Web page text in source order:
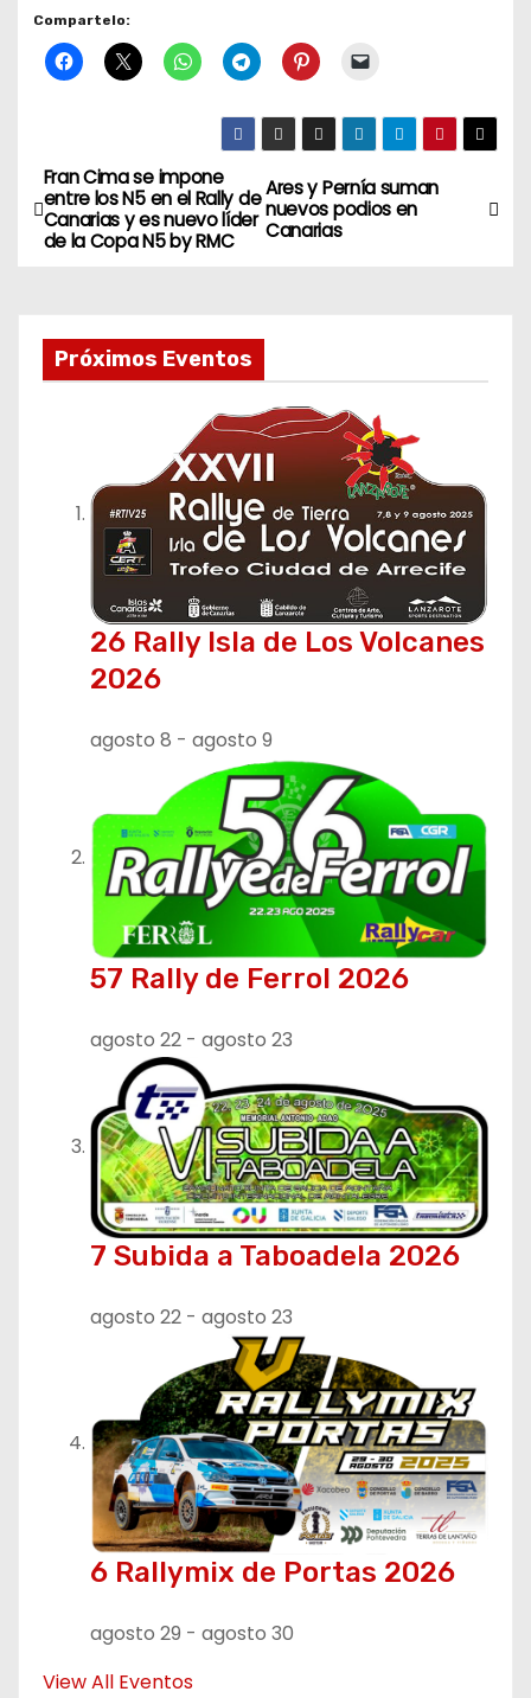
Compartelo:
N
a
e
g
Ares y Pernía suman
nuevos podios en
Canarias
Fran Cima se impone
entre los N5 en el Rally de
Canarias y es nuevo líder
de la Copa N5 by RMC
Próximos Eventos
26 Rally Isla de Los Volcanes
2026
agosto 8 - agosto 9
57 Rally de Ferrol 2026
agosto 22 - agosto 23
7 Subida a Taboadela 2026
agosto 22 - agosto 23
6 Rallymix de Portas 2026
agosto 29 - agosto 30
View All Eventos